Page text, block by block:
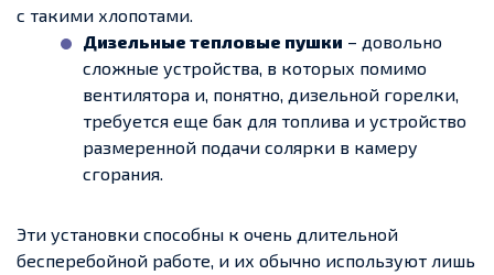
с такими хлопотами.
Дизельные тепловые пушки – довольно
сложные устройства, в которых помимо
вентилятора и, понятно, дизельной горелки,
требуется еще бак для топлива и устройство
размеренной подачи солярки в камеру
сгорания.
Эти установки способны к очень длительной
бесперебойной работе, и их обычно используют лишь